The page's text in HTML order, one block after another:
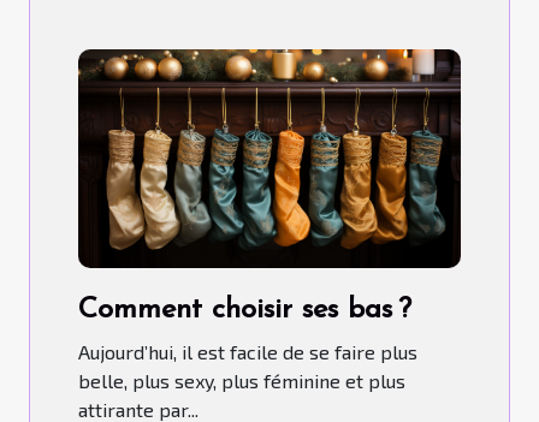
Comment choisir ses bas ?
Aujourd’hui, il est facile de se faire plus
belle, plus sexy, plus féminine et plus
attirante par...